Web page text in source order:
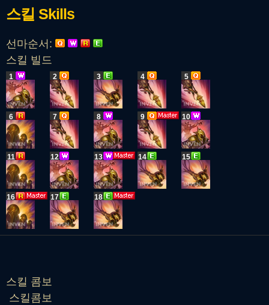
스킬 Skills
선마순서:
스킬 빌드
1 2 3 4 5
6 7 8 9 10
11 12 13 14 15
16 17 18
스킬 콤보
스킬콤보